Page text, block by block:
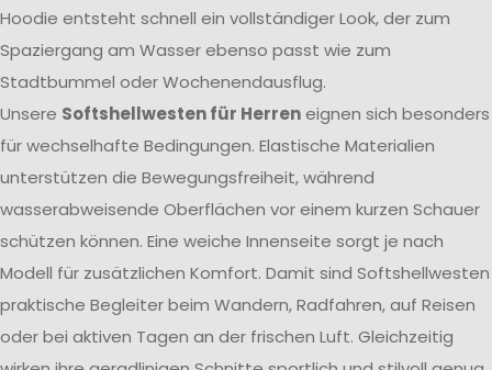
Hoodie entsteht schnell ein vollständiger Look, der zum
Spaziergang am Wasser ebenso passt wie zum
Stadtbummel oder Wochenendausflug.
Unsere Softshellwesten für Herreneignen sich besonders
für wechselhafte Bedingungen. Elastische Materialien
unterstützen die Bewegungsfreiheit, während
wasserabweisende Oberflächen vor einem kurzen Schauer
schützen können. Eine weiche Innenseite sorgt je nach
Modell für zusätzlichen Komfort. Damit sind Softshellwesten
praktische Begleiter beim Wandern, Radfahren, auf Reisen
oder bei aktiven Tagen an der frischen Luft. Gleichzeitig